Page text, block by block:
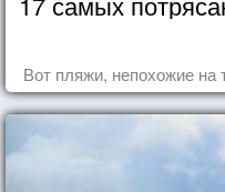
Вот пляжи, непохожие на